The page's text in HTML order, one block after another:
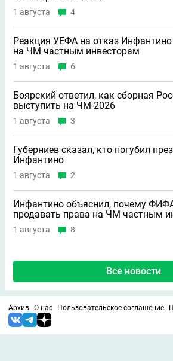
1 августа 4
Реакция УЕФА на отказ
на ЧМ частным инвесторам
1 августа 6
Боярский ответил, как сборная
выступить на ЧМ-2026
1 августа 3
Губерниев сказал, кто погубил
Инфантино
1 августа 2
Инфантино объяснил, почему
продавать права на ЧМ частным
1 августа 8
Все новости
Архив О нас Пользовательское соглашение